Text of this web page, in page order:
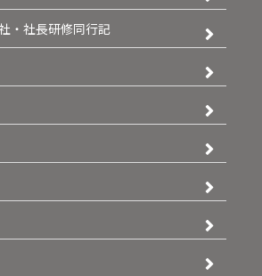
・社長研修同行記